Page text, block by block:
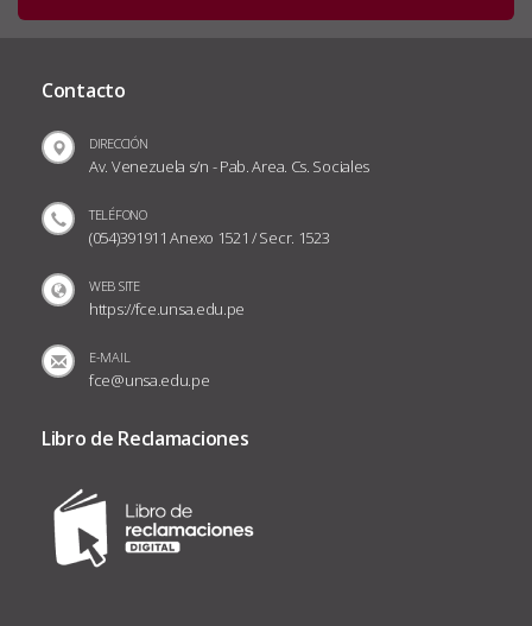
Contacto
DIRECCIÓN
Av. Venezuela s/n - Pab. Area. Cs. Sociales
TELÉFONO
(054)391911 Anexo 1521 / Secr. 1523
WEB SITE
https://fce.unsa.edu.pe
E-MAIL
fce@unsa.edu.pe
Libro de Reclamaciones